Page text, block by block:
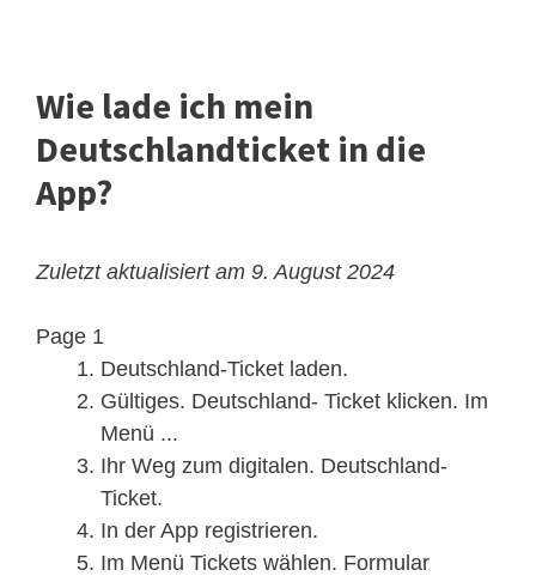
Wie lade ich mein
Deutschlandticket in die
App?
Zuletzt aktualisiert am 9. August 2024
Page 1
Deutschland-Ticket laden.
Gültiges. Deutschland- Ticket klicken. Im
Menü ...
Ihr Weg zum digitalen. Deutschland-
Ticket.
In der App registrieren.
Im Menü Tickets wählen. Formular